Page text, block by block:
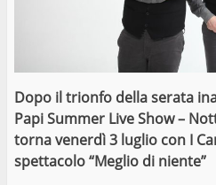
Dopo il trionfo della serata
Papi Summer Live Show –
torna venerdì 3 luglio con I
spettacolo “Meglio di niente”